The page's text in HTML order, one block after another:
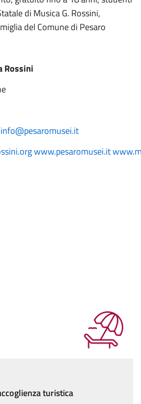
di Musica G. Rossini,
del Comune di Pesaro
Rossini
info@pesaromusei.it
www.pesaromusei.it
turistica